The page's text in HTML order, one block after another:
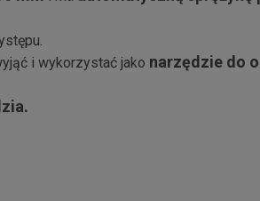
i wykorzystać jako narzędzie do